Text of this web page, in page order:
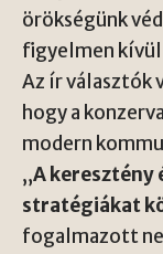
örökségünk
figyelmen
Az ír választók
hogy a
modern
„A keresztény
stratégiákat
fogalmazott